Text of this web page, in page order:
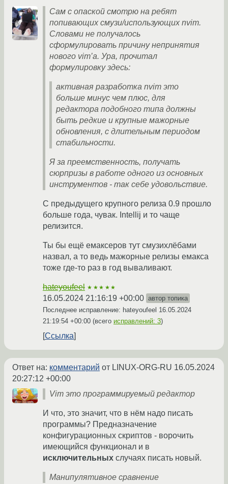
Сам с опаской смотрю на ребят
попивающих смузи/использующих nvim.
Словами не получалось
сформулировать причину непринятия
нового vim’а. Ура, прочитал
формулировку здесь:
активная разработка nvim это
больше минус чем плюс, для
редактора подобного типа должны
быть редкие и крупные мажорные
обновления, с длительным периодом
стабильности.
Я за преемственность, получать
сюрпризы в работе одного из основных
инструментов - так себе удовольствие.
С предыдущего крупного релиза 0.9 прошло
больше года, чувак. Intellij и то чаще
релизится.
Ты бы ещё емаксеров тут смузихлёбами
назвал, а то ведь мажорные релизы емакса
тоже где-то раз в год вываливают.
hateyoufeel ★★★★★
16.05.2024 21:16:19 +00:00 автор топика
Последнее исправление: hateyoufeel 16.05.2024
21:19:54 +00:00 (всего исправлений: 3)
Ссылка
Ответ на: комментарий от LINUX-ORG-RU 16.05.2024
20:27:12 +00:00
Vim это программируемый редактор
И что, это значит, что в нём надо писать
программы? Предназначение
конфигурационных скриптов - ворочить
имеющийся функционал и в
исключительных случаях писать новый.
Манипулятивное сравнение